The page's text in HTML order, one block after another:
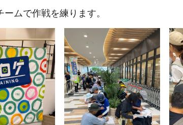
ムで作戦を練ります。